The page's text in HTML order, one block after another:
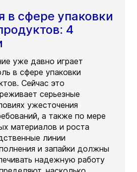
в сфере упаковки
4
уже давно играет
в сфере упаковки
Сейчас это
серьезные
ужесточения
а также по мере
материалов и роста
линии
и запайки должны
надежную работу